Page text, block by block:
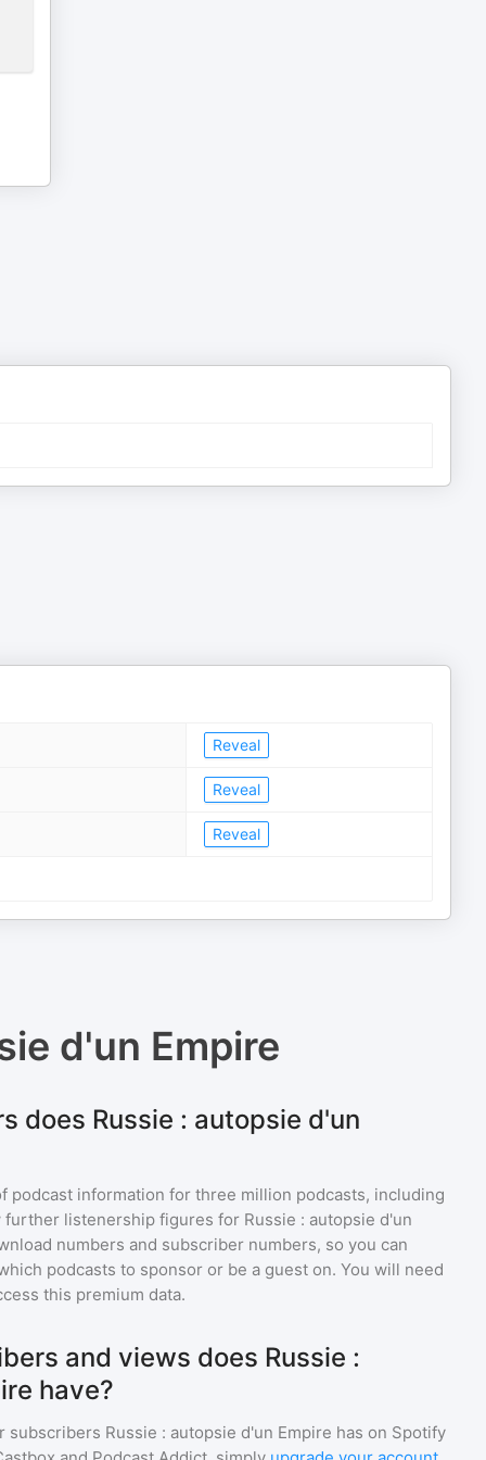
Reveal
Reveal
Reveal
d'un Empire
does Russie : autopsie d'un
podcast information for three million podcasts, including
further listenership figures for Russie : autopsie d'un
numbers and subscriber numbers, so you can
podcasts to sponsor or be a guest on. You will need
this premium data.
and views does Russie :
have?
subscribers Russie : autopsie d'un Empire has on Spotify